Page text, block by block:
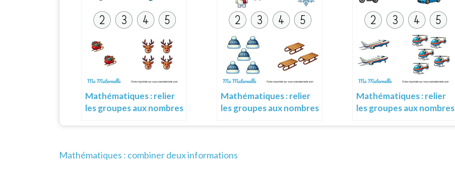
Mathématiques : relier
les groupes aux nombres
Mathématiques : relier
les groupes aux nombres
Mathématiques : relier
les groupes aux nombres
Navigation
Mathématiques : combiner deux informations